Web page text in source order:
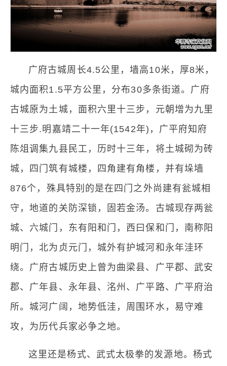
广府古城周长4.5公里，墙高10米，厚8米，
城内面积1.5平方公里，分布30多条街道。广府
古城原为土城，面积六里十三步，元朝增为九里
十三步.明嘉靖二十一年(1542年)，广平府知府
陈俎调集九县民工，历时十三年，将土城砌为砖
城，四门筑有城楼，四角建有角楼，并有垛墙
876个，殊具特别的是在四门之外尚建有瓮城相
守，地道的关防深锁，固若金汤。古城现存两瓮
城、六城门，东有阳和门，西曰保和门，南称阳
明门，北为贞元门，城外有护城河和永年洼环
绕。广府古城历史上曾为曲梁县、广平郡、武安
郡、广年县、永年县、洺州、广平路、广平府治
所。城河广阔，地势低洼，周围环水，易守难
攻，为历代兵家必争之地。
这里还是杨式、武式太极拳的发源地。杨式